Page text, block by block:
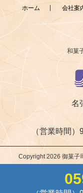
ホーム 会社案
和菓
名
（営業時間
Copyright 2026 御菓子